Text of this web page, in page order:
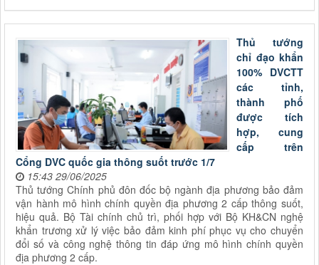
Thủ tướng
chỉ đạo khẩn
100% DVCTT
các tỉnh,
thành phố
được tích
hợp, cung
cấp trên
Cổng DVC quốc gia thông suốt trước 1/7
15:43 29/06/2025
Thủ tướng Chính phủ đôn đốc bộ ngành địa phương bảo đảm
vận hành mô hình chính quyền địa phương 2 cấp thông suốt,
hiệu quả. Bộ Tài chính chủ trì, phối hợp với Bộ KH&CN nghệ
khẩn trương xử lý việc bảo đảm kinh phí phục vụ cho chuyển
đổi số và công nghệ thông tin đáp ứng mô hình chính quyền
địa phương 2 cấp.